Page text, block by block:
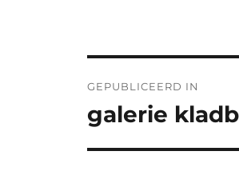
navigatie
GEPUBLICEERD IN
galerie